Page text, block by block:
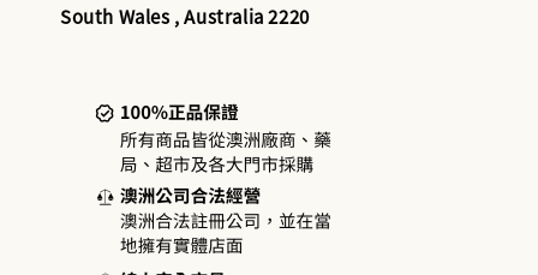
South Wales , Australia 2220